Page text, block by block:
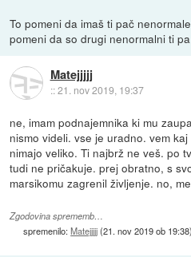
To pomeni da imaš ti pač
pomeni da so drugi nenormalni ti
Matejjjjj
::21. nov 2019, 19:37
ne, imam podnajemnika ki mu
nismo videli. vse je uradno. vem
nimajo veliko. Ti najbrž ne veš. po
tudi ne pričakuje. prej obratno, s
marsikomu zagrenil življenje. no,
Zgodovina sprememb…
spremenilo:Matejjjjj(21. nov 2019 ob 19:38)